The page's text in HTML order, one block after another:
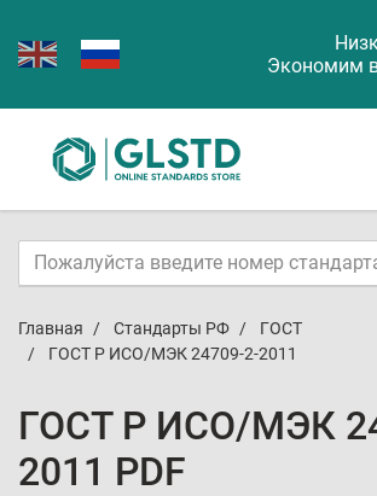
Экономим
Главная Стандарты РФ
ГОСТ
ГОСТ Р ИСО/МЭК 24709-2-2011
ГОСТ Р ИСО/МЭК
2011 PDF